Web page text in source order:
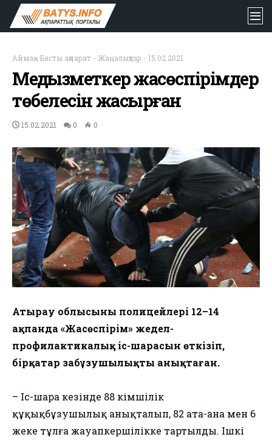
Аймақ- Басты ақпарат - Жаңалықтар - 15.02.2021
Медқызметкер жасөспірімдер
төбелесін жасырған
15.02.2021 0 0
Атырау облысының полицейлері 12–14
ақпанда «Жасөспірім» жедел-
профилактикалық іс-шарасын өткізіп,
бірқатар заңбұзушылықты анықтаған.
– Іс-шара кезінде 88 әкімшілік
құқықбұзушылық анықталып, 82 ата-ана мен 6
жеке тұлға жауапкершілікке тартылды. Ішкі